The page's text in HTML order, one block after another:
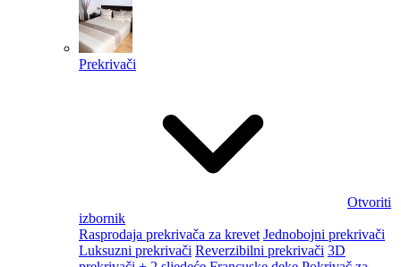
Prekrivači
Otvoriti
izbornik
Rasprodaja prekrivača za krevet Jednobojni prekrivači
Luksuzni prekrivači Reverzibilni prekrivači 3D